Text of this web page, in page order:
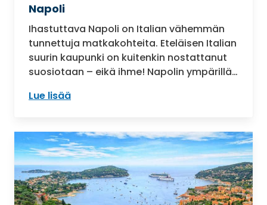
Napoli
Ihastuttava Napoli on Italian vähemmän
tunnettuja matkakohteita. Eteläisen Italian
suurin kaupunki on kuitenkin nostattanut
suosiotaan – eikä ihme! Napolin ympärillä…
Lue lisää